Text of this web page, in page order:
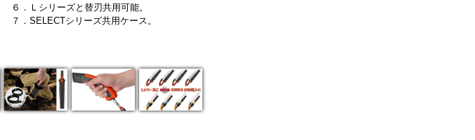
６．Ｌシリーズと替刃共用可能。
７．SELECTシリーズ共用ケース。